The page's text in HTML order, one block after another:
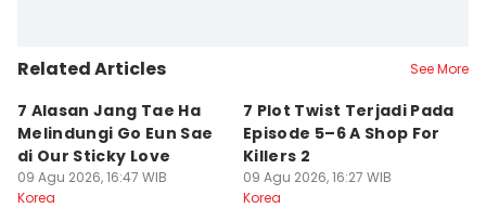
Related Articles See More
7 Alasan Jang Tae Ha
Melindungi Go Eun Sae
di Our Sticky Love
09 Agu 2026, 16:47 WIB
Korea
7 Plot Twist Terjadi Pada
Episode 5–6 A Shop For
Killers 2
09 Agu 2026, 16:27 WIB
Korea